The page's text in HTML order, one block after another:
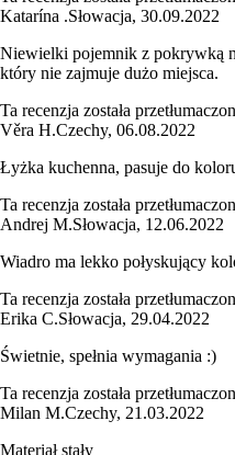
Katarína .Słowacja, 30.09.2022
Niewielki pojemnik z pokrywką
który nie zajmuje dużo miejsca.
Ta recenzja została
Věra H.Czechy, 06.08.2022
Łyżka kuchenna, pasuje do
Ta recenzja została
Andrej M.Słowacja, 12.06.2022
Wiadro ma lekko połyskujący
Ta recenzja została
Erika C.Słowacja, 29.04.2022
Świetnie, spełnia wymagania :)
Ta recenzja została
Milan M.Czechy, 21.03.2022
Materiał stały